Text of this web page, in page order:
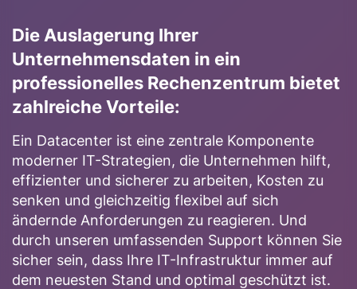
Die Auslagerung Ihrer
Unternehmensdaten in ein
professionelles Rechenzentrum bietet
zahlreiche Vorteile:
Ein Datacenter ist eine zentrale Komponente
moderner IT-Strategien, die Unternehmen hilft,
effizienter und sicherer zu arbeiten, Kosten zu
senken und gleichzeitig flexibel auf sich
ändernde Anforderungen zu reagieren. Und
durch unseren umfassenden Support können Sie
sicher sein, dass Ihre IT-Infrastruktur immer auf
dem neuesten Stand und optimal geschützt ist.